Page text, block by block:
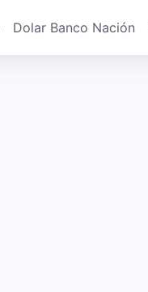
Dolar Banco Nación